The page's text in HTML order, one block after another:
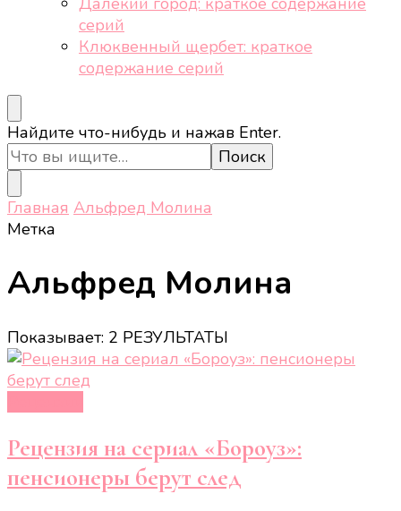
серий
Клюквенный щербет: краткое
содержание серий
Ищите
что-
то?
Найдите что-нибудь и нажав Enter.
Главная Альфред Молина
Метка
Альфред Молина
Показывает: 2 РЕЗУЛЬТАТЫ
Рецензия на сериал «Бороуз»:
пенсионеры берут след